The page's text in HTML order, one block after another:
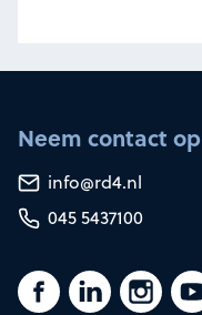
Neem contact op
info@rd4.nl
045 5437100